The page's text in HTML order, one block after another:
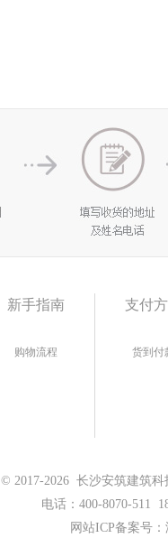
新手指南
购物流程
支付
货到付
© 2017-2026 长沙安筑建筑
电话：400-8070-511
网站ICP备案号：